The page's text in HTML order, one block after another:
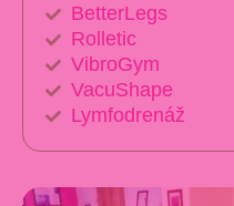
BetterLegs
Rolletic
VibroGym
VacuShape
Lymfodrenáž